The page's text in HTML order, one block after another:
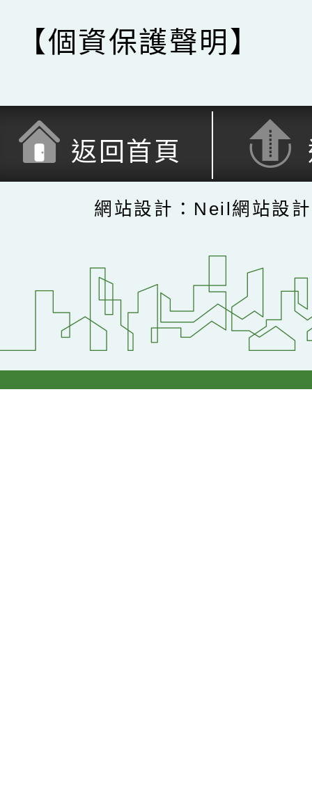
【個資保護聲明】
返回首頁
網站設計：Neil網站設